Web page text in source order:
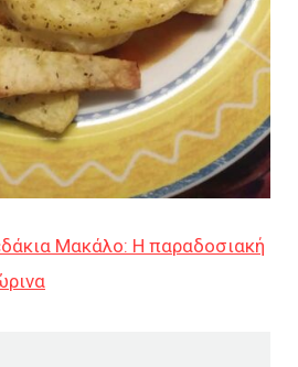
Μακάλο: Η παραδοσιακή